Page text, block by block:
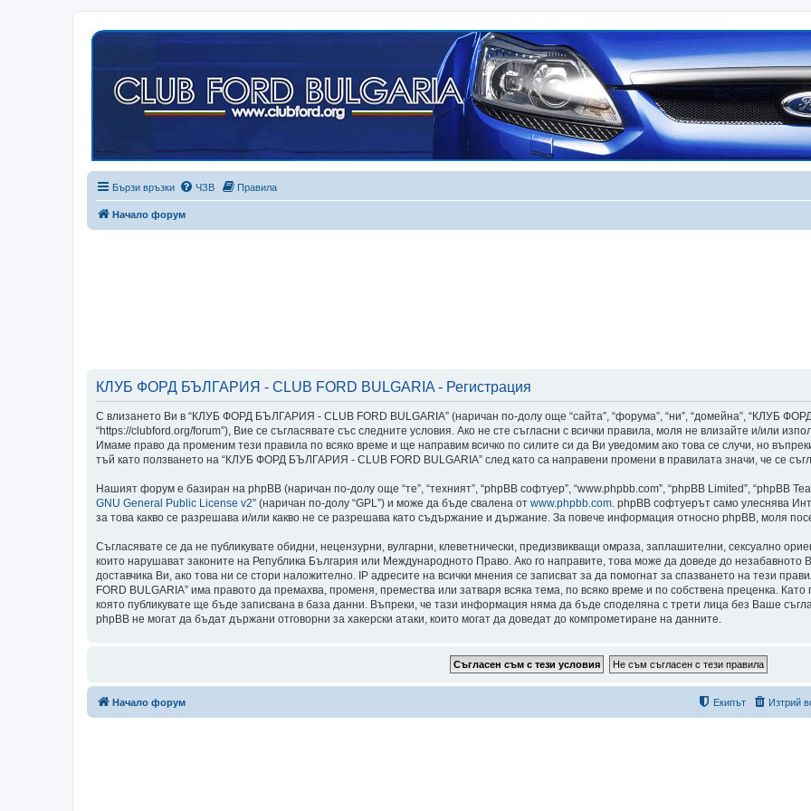
Бързи връзки ЧЗВ Правила
Начало форум
КЛУБ ФОРД БЪЛГАРИЯ - CLUB FORD BULGARIA - Регистрация
С влизането Ви в “КЛУБ ФОРД БЪЛГАРИЯ - CLUB FORD BULGARIA” (наричан по-долу още “сайта”, “форума”, “ни”, “домейна”, “КЛУБ
“https://clubford.org/forum”), Вие се съгласявате със следните условия. Ако не сте съгласни с всички правила, моля не влизайте и/или
Имаме право да променим тези правила по всяко време и ще направим всичко по силите си да Ви уведомим ако това се случи, но
тъй като ползването на “КЛУБ ФОРД БЪЛГАРИЯ - CLUB FORD BULGARIA” след като са направени промени в правилата значи, че се
Нашият форум е базиран на phpBB (наричан по-долу още “те”, “техният”, “phpBB софтуер”, “www.phpbb.com”, “phpBB Limited”, “phpBB
GNU General Public License v2” (наричан по-долу “GPL”) и може да бъде свалена от www.phpbb.com. phpBB софтуерът само улеснява
за това какво се разрешава и/или какво не се разрешава като съдържание и държание. За повече информация относно phpBB, моля
Съгласявате се да не публикувате обидни, нецензурни, вулгарни, клеветнически, предизвикващи омраза, заплашителни, сексуално
които нарушават законите на Република България или Международното Право. Ако го направите, това може да доведе до незабавното
доставчика Ви, ако това ни се стори наложително. IP адресите на всички мнения се записват за да помогнат за спазването на тези
FORD BULGARIA” има правото да премахва, променя, премества или затваря всяка тема, по всяко време и по собствена преценка.
която публикувате ще бъде записвана в база данни. Въпреки, че тази информация няма да бъде споделяна с трети лица без Ваше
phpBB не могат да бъдат държани отговорни за хакерски атаки, които могат да доведат до компрометиране на данните.
Начало форум Изтрий
Екипът